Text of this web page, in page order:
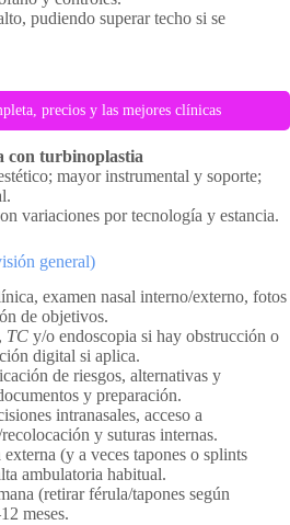
pudiendo superar techo si se
precios y las mejores clínicas
con turbinoplastia
mayor instrumental y soporte;
variaciones por tecnología y estancia.
general)
examen nasal interno/externo, fotos
de objetivos.
TC y/o endoscopia si hay obstrucción o
digital si aplica.
de riesgos, alternativas y
y preparación.
intranasales, acceso a
y suturas internas.
externa (y a veces tapones o splints
ambulatoria habitual.
(retirar férula/tapones según
meses.